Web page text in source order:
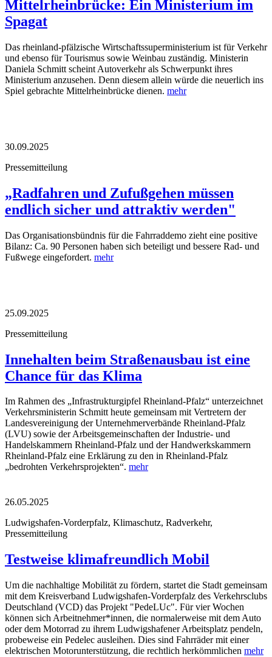
Mittelrheinbrücke: Ein Ministerium im
Spagat
Das rheinland-pfälzische Wirtschaftssuperministerium ist für Verkehr
und ebenso für Tourismus sowie Weinbau zuständig. Ministerin
Daniela Schmitt scheint Autoverkehr als Schwerpunkt ihres
Ministerium anzusehen. Denn diesem allein würde die neuerlich ins
Spiel gebrachte Mittelrheinbrücke dienen. mehr
30.09.2025
Pressemitteilung
„Radfahren und Zufußgehen müssen
endlich sicher und attraktiv werden"
Das Organisationsbündnis für die Fahrraddemo zieht eine positive
Bilanz: Ca. 90 Personen haben sich beteiligt und bessere Rad- und
Fußwege eingefordert. mehr
25.09.2025
Pressemitteilung
Innehalten beim Straßenausbau ist eine
Chance für das Klima
Im Rahmen des „Infrastrukturgipfel Rheinland-Pfalz“ unterzeichnet
Verkehrsministerin Schmitt heute gemeinsam mit Vertretern der
Landesvereinigung der Unternehmerverbände Rheinland-Pfalz
(LVU) sowie der Arbeitsgemeinschaften der Industrie- und
Handelskammern Rheinland-Pfalz und der Handwerkskammern
Rheinland-Pfalz eine Erklärung zu den in Rheinland-Pfalz
„bedrohten Verkehrsprojekten“. mehr
26.05.2025
Ludwigshafen-Vorderpfalz, Klimaschutz, Radverkehr,
Pressemitteilung
Testweise klimafreundlich Mobil
Um die nachhaltige Mobilität zu fördern, startet die Stadt gemeinsam
mit dem Kreisverband Ludwigshafen-Vorderpfalz des Verkehrsclubs
Deutschland (VCD) das Projekt "PedeLUc". Für vier Wochen
können sich Arbeitnehmer*innen, die normalerweise mit dem Auto
oder dem Motorrad zu ihrem Ludwigshafener Arbeitsplatz pendeln,
probeweise ein Pedelec ausleihen. Dies sind Fahrräder mit einer
elektrischen Motorunterstützung, die rechtlich herkömmlichen mehr